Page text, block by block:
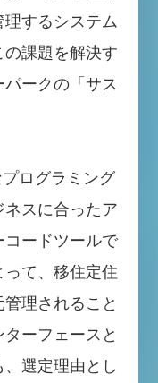
するシステム
課題を解決す
ークの「サス
プログラミング
スに合ったア
ードツールで
て、移住定住
理されること
ーフェースと
選定理由とし